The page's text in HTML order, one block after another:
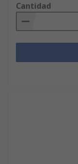
Cantidad